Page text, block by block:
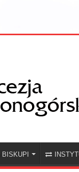
BISKUPI